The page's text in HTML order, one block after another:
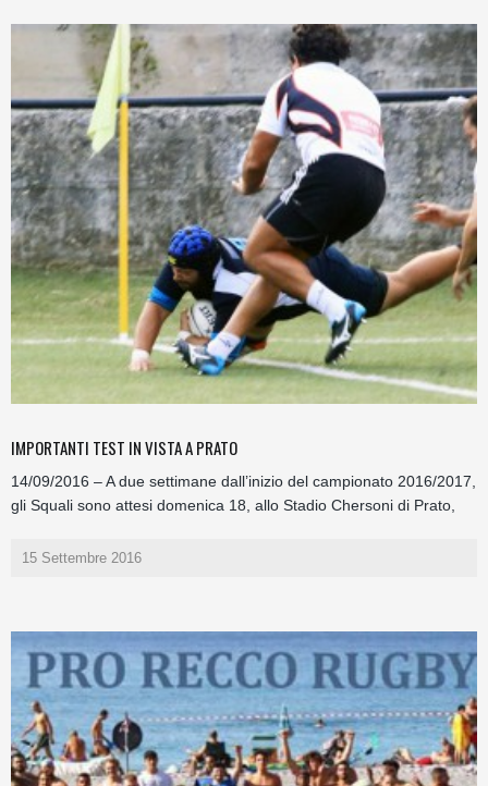
IMPORTANTI TEST IN VISTA A PRATO
14/09/2016 – A due settimane dall’inizio del campionato 2016/2017,
gli Squali sono attesi domenica 18, allo Stadio Chersoni di Prato,
15 Settembre 2016